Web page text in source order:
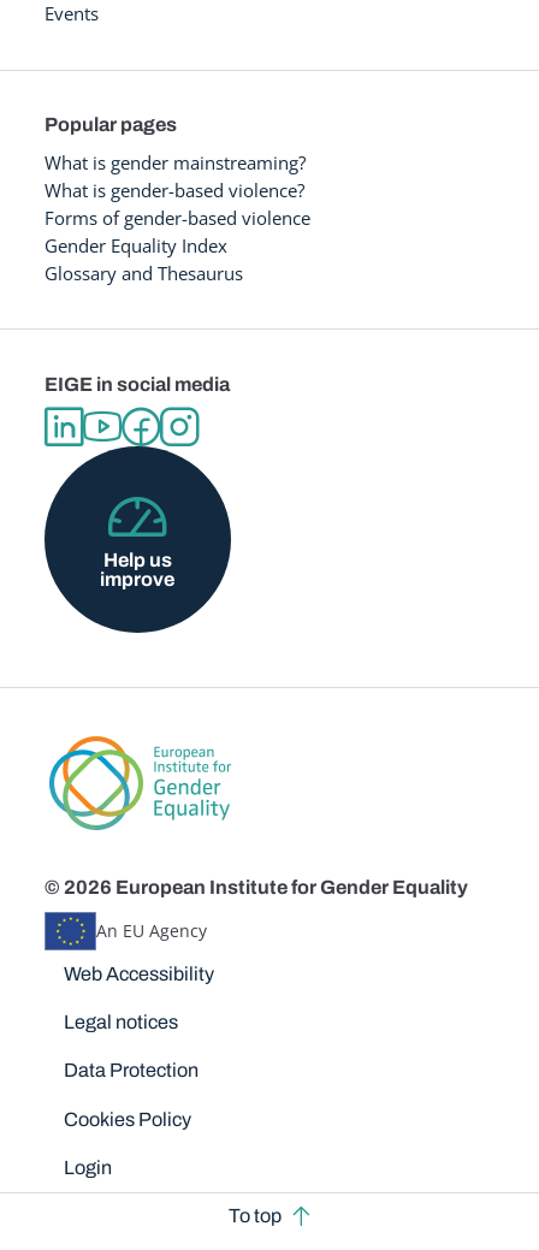
Events
Popular pages
What is gender mainstreaming?
What is gender-based violence?
Forms of gender-based violence
Gender Equality Index
Glossary and Thesaurus
EIGE in social media
Help us
improve
© 2026 European Institute for Gender Equality
An EU Agency
Disclaimers
Web Accessibility
Legal notices
Data Protection
Cookies Policy
Login
To top